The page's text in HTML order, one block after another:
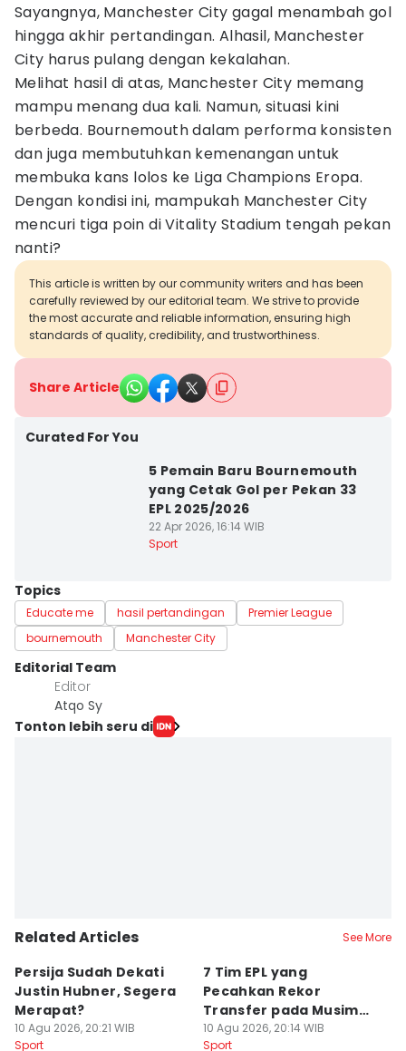
Sayangnya, Manchester City gagal menambah gol
hingga akhir pertandingan. Alhasil, Manchester
City harus pulang dengan kekalahan.
Melihat hasil di atas, Manchester City memang
mampu menang dua kali. Namun, situasi kini
berbeda. Bournemouth dalam performa konsisten
dan juga membutuhkan kemenangan untuk
membuka kans lolos ke Liga Champions Eropa.
Dengan kondisi ini, mampukah Manchester City
mencuri tiga poin di Vitality Stadium tengah pekan
nanti?
This article is written by our community writers and has been
carefully reviewed by our editorial team. We strive to provide
the most accurate and reliable information, ensuring high
standards of quality, credibility, and trustworthiness.
Share Article
Curated For You
5 Pemain Baru Bournemouth
yang Cetak Gol per Pekan 33
EPL 2025/2026
22 Apr 2026, 16:14 WIB
Sport
Topics
Educate me hasil pertandingan
Premier League
bournemouth
Manchester City
Editorial Team
Editor
Atqo Sy
Tonton lebih seru di
Related Articles See More
Persija Sudah Dekati
Justin Hubner, Segera
Merapat?
10 Agu 2026, 20:21 WIB
Sport
7 Tim EPL yang
Pecahkan Rekor
Transfer pada Musim
Panas 2026
10 Agu 2026, 20:14 WIB
Sport